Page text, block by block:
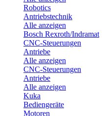
Robotics
Antriebstechnik
Alle anzeigen
Bosch Rexroth/Indramat
CNC-Steuerungen
Antriebe
Alle anzeigen
CNC-Steuerungen
Antriebe
Alle anzeigen
Kuka
Bediengeräte
Motoren